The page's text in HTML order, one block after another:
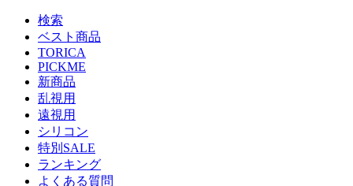
検索
ベスト商品
TORICA
PICKME
新商品
乱視用
遠視用
シリコン
特別SALE
ランキング
よくある質問